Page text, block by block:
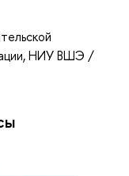
, НИУ ВШЭ /